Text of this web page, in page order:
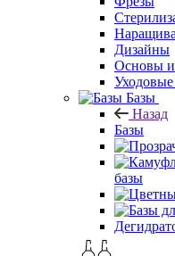
Дизайны
Основы
Уходовые
Базы
Назад
Базы
базы